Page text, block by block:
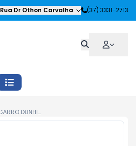
Rua Dr Othon Carvalhaes Siqueira,Oliveira
(37) 3331-2713
CIGARRO DUNHILL EVOQUE ESSENCE C/20